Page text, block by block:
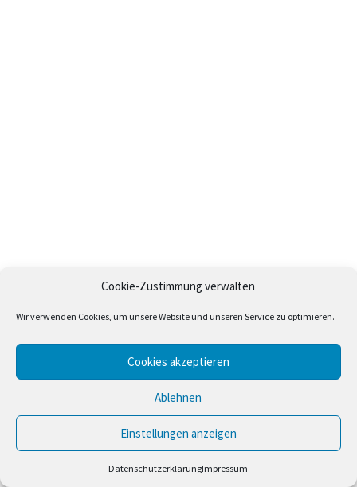
Cookie-Zustimmung verwalten
Wir verwenden Cookies, um unsere Website und unseren Service zu optimieren.
Cookies akzeptieren
Ablehnen
Einstellungen anzeigen
DatenschutzerklärungImpressum